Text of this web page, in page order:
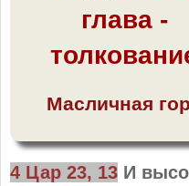
глава -
Масличная
4 Цар 23, 13 И